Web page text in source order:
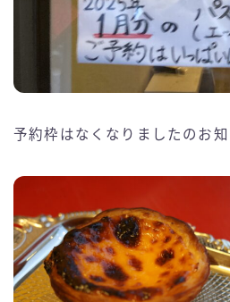
予約枠はなくなりましたのお知